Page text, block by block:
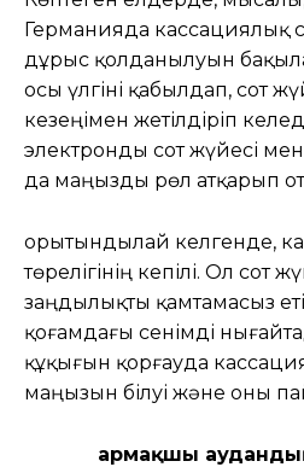
Германияда кассациялық
дұрыс қолданылуын
осы үлгіні қабылдап, сот
кезеңімен жетілдіріп
электронды сот жүйесі
да маңызды рөл атқарып
Қорытындылай келгенде,
төрелігінің кепілі. Ол сот
заңдылықты қамтамасыз
қоғамдағы сенімді
құқығын қорғауда
маңызын білуі және оны
Қармақшы